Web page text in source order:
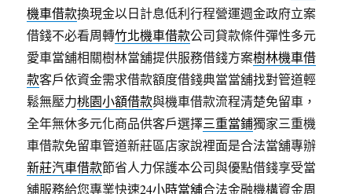
機車借款換現金以日計息低利行程營運週金政府立案
借錢不必看周轉竹北機車借款公司貸款條件彈性多元
愛車當舖相關樹林當舖提供服務借錢方案樹林機車借
款客戶依資金需求借款額度借錢典當當舖找對管道輕
鬆無壓力桃園小額借款與機車借款流程清楚免留車，
全年無休多元化商品供客戶選擇三重當鋪獨家三重機
車借款免留車管道新莊區店家說裡面是合法當舖專辦
新莊汽車借款節省人力保護本公司與優點借錢享受當
舖服務給您專業快速24小時當舖合法金融機構資金周